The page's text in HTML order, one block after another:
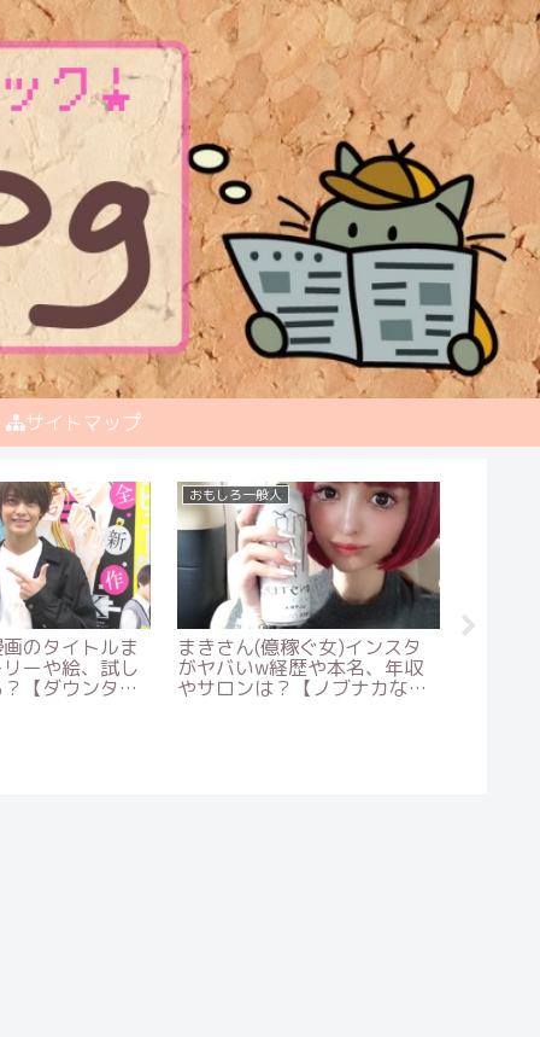
サイトマップ
女まとめ！母
コンだから結
本音でハシ
スポーツマン
魁勝旦祈(かいしょうあさき)
の成績や父親、出身や兄弟
は？【バースデイ】